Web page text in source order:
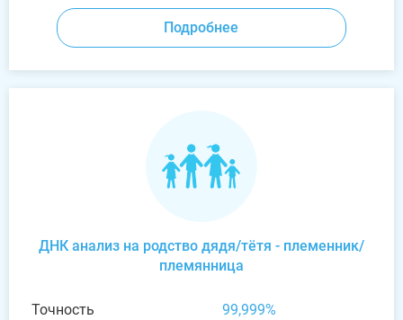
Подробнее
ДНК анализ на родство дядя/тётя - племенник/
племянница
Точность
99,999%